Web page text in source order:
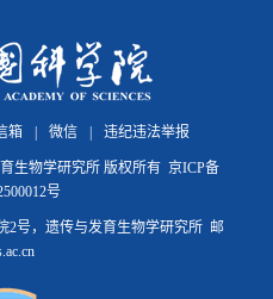
箱 微信 违纪违法举报
生物学研究所 版权所有 京ICP备
号
2号，遗传与发育生物学研究所 邮